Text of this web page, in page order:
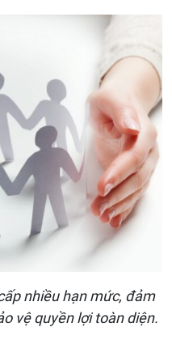
nhiều hạn mức, đảm
vệ quyền lợi toàn diện.